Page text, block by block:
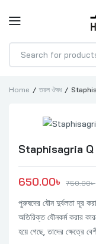
Products
Home তরল ঔষধ
Staphisagria Q
750.00৳
Original price
650.00৳
Current price
পুরুষদের যৌন দুর্বলতা দূর
অতিরিক্ত যৌনকর্ম করার
হয়ে গেছে, তাদের ক্ষেত্রে